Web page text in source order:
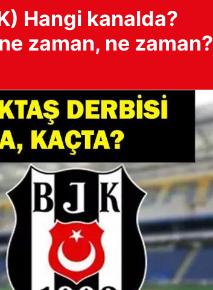
Hangi kanalda?
zaman, ne zaman?